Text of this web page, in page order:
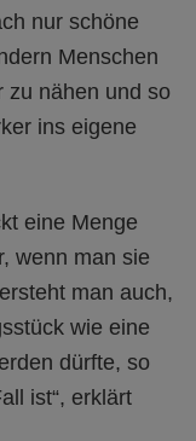
nur schöne
Menschen
zu nähen und so
ins eigene
eine Menge
wenn man sie
man auch,
wie eine
dürfte, so
ist“, erklärt